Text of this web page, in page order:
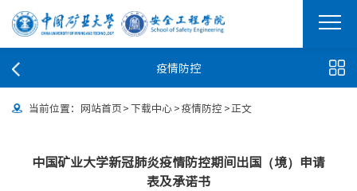
疫情防控
当前位置： 网站首页>下载中心>疫情防控 >正文
中国矿业大学新冠肺炎疫情防控期间出国（境）申请
表及承诺书